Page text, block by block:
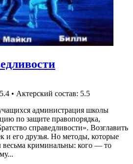
• Актерский состав: 5.5
администрация школы
по защите правопорядка,
справедливости». Возглавить
и его друзья. Но методы, которые
весьма криминальны: кого — то